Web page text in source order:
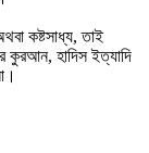
কষ্টসাধ্য, তাই
কুরআন, হাদিস ইত্যাদি